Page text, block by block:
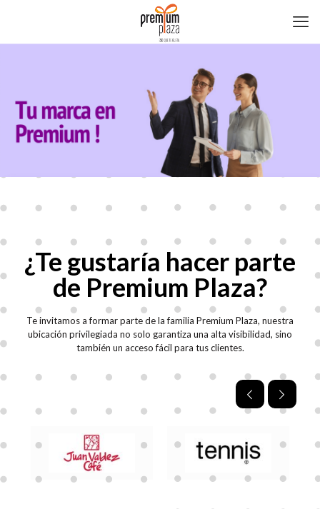
¿Te gustaría hacer parte
de Premium Plaza?
Te invitamos a formar parte de la familia Premium Plaza, nuestra
ubicación privilegiada no solo garantiza una alta visibilidad, sino
también un acceso fácil para tus clientes.